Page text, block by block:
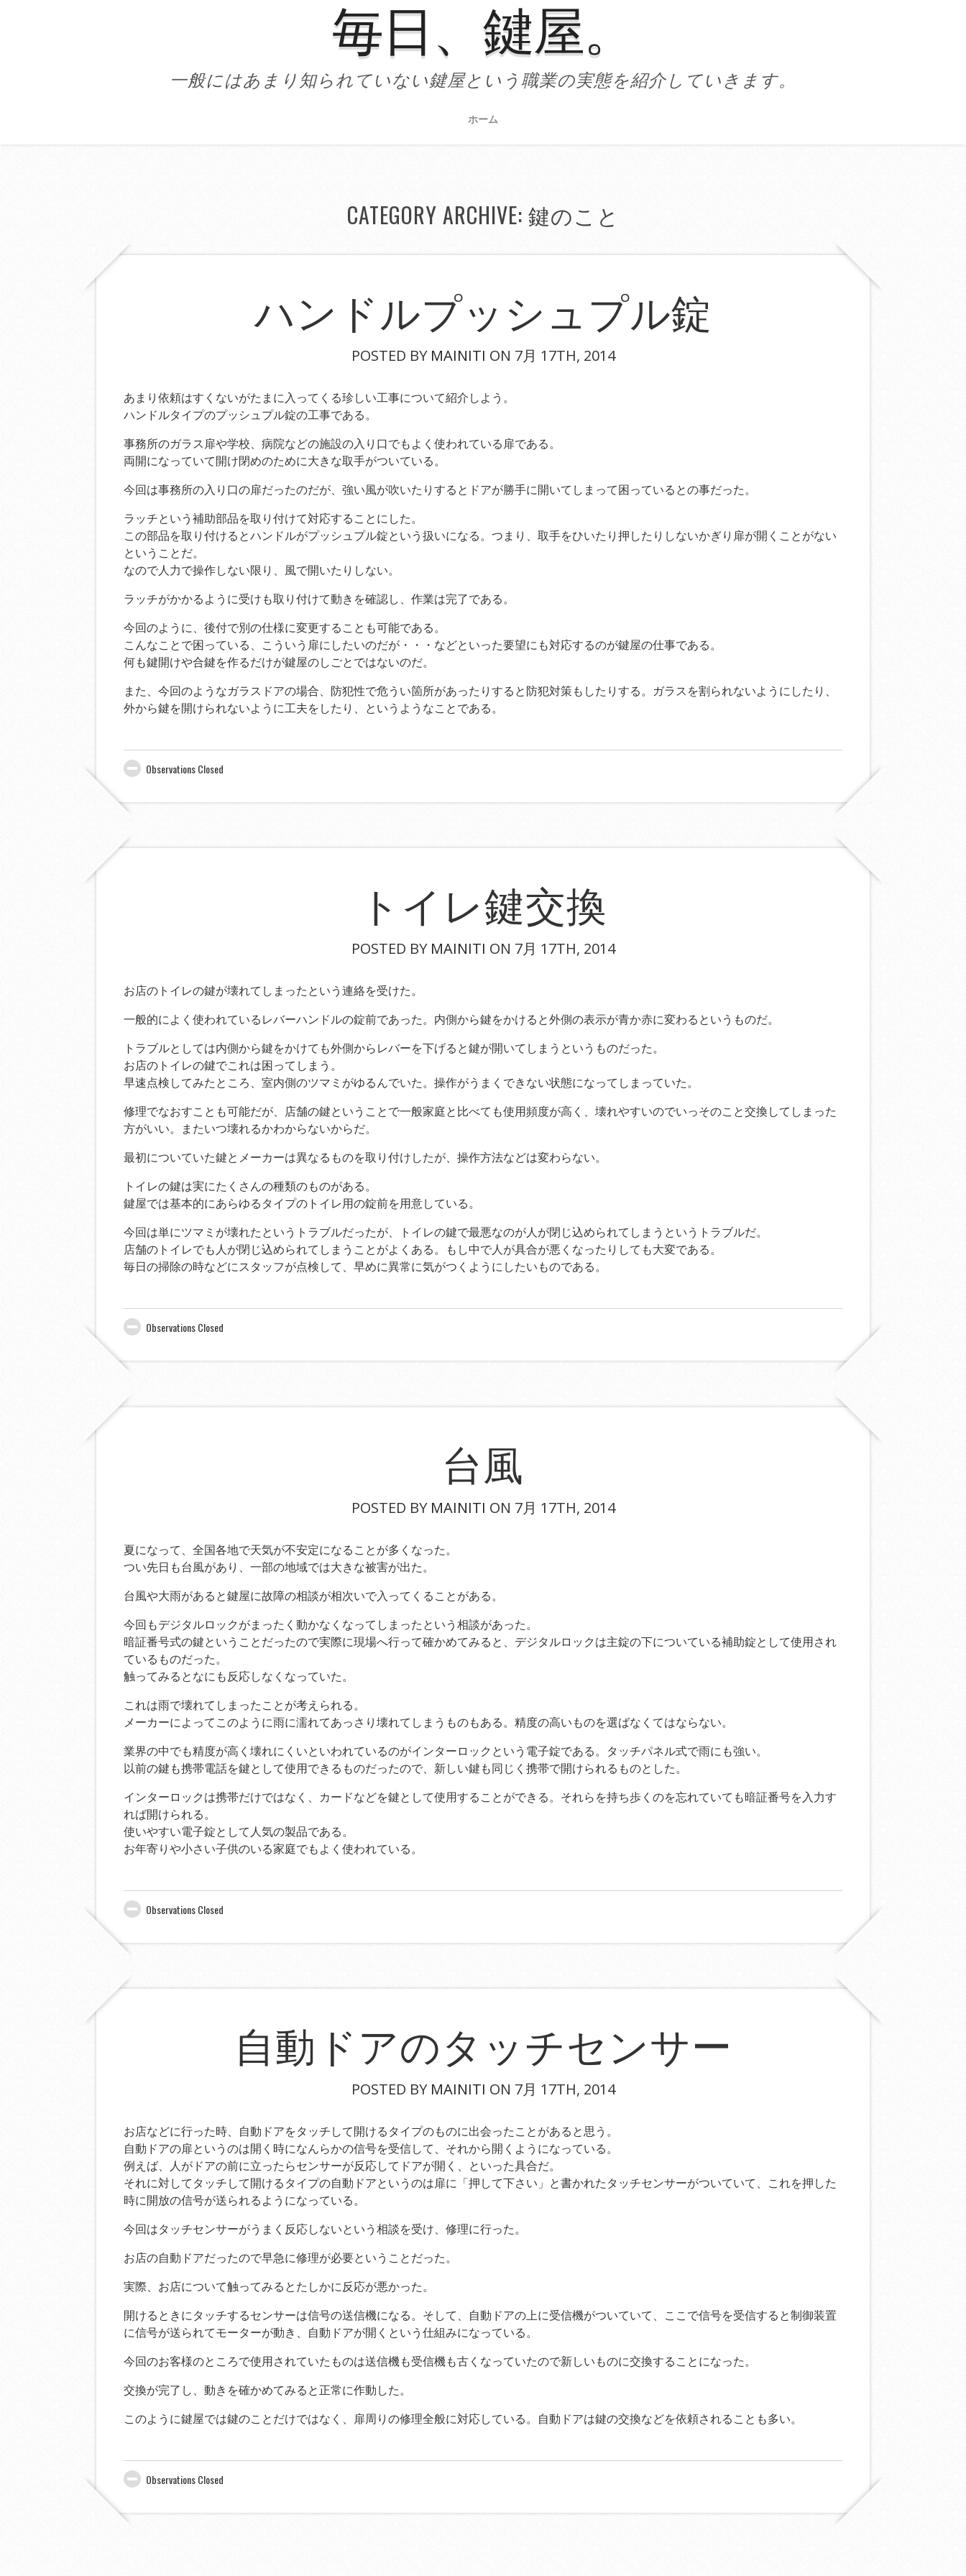
毎日、鍵屋。
一般にはあまり知られていない鍵屋という職業の実態を紹介していきます。
ホーム
CATEGORY ARCHIVE: 鍵のこと
ハンドルプッシュプル錠
POSTED BY MAINITI ON 7月 17TH, 2014
あまり依頼はすくないがたまに入ってくる珍しい工事について紹介しよう。
ハンドルタイプのプッシュプル錠の工事である。
事務所のガラス扉や学校、病院などの施設の入り口でもよく使われている扉である。
両開になっていて開け閉めのために大きな取手がついている。
今回は事務所の入り口の扉だったのだが、強い風が吹いたりするとドアが勝手に開いてしまって困っているとの事だった。
ラッチという補助部品を取り付けて対応することにした。
この部品を取り付けるとハンドルがプッシュプル錠という扱いになる。つまり、取手をひいたり押したりしないかぎり扉が開くことがない
ということだ。
なので人力で操作しない限り、風で開いたりしない。
ラッチがかかるように受けも取り付けて動きを確認し、作業は完了である。
今回のように、後付で別の仕様に変更することも可能である。
こんなことで困っている、こういう扉にしたいのだが・・・などといった要望にも対応するのが鍵屋の仕事である。
何も鍵開けや合鍵を作るだけが鍵屋のしごとではないのだ。
また、今回のようなガラスドアの場合、防犯性で危うい箇所があったりすると防犯対策もしたりする。ガラスを割られないようにしたり、
外から鍵を開けられないように工夫をしたり、というようなことである。
Observations Closed
トイレ鍵交換
POSTED BY MAINITI ON 7月 17TH, 2014
お店のトイレの鍵が壊れてしまったという連絡を受けた。
一般的によく使われているレバーハンドルの錠前であった。内側から鍵をかけると外側の表示が青か赤に変わるというものだ。
トラブルとしては内側から鍵をかけても外側からレバーを下げると鍵が開いてしまうというものだった。
お店のトイレの鍵でこれは困ってしまう。
早速点検してみたところ、室内側のツマミがゆるんでいた。操作がうまくできない状態になってしまっていた。
修理でなおすことも可能だが、店舗の鍵ということで一般家庭と比べても使用頻度が高く、壊れやすいのでいっそのこと交換してしまった
方がいい。またいつ壊れるかわからないからだ。
最初についていた鍵とメーカーは異なるものを取り付けしたが、操作方法などは変わらない。
トイレの鍵は実にたくさんの種類のものがある。
鍵屋では基本的にあらゆるタイプのトイレ用の錠前を用意している。
今回は単にツマミが壊れたというトラブルだったが、トイレの鍵で最悪なのが人が閉じ込められてしまうというトラブルだ。
店舗のトイレでも人が閉じ込められてしまうことがよくある。もし中で人が具合が悪くなったりしても大変である。
毎日の掃除の時などにスタッフが点検して、早めに異常に気がつくようにしたいものである。
Observations Closed
台風
POSTED BY MAINITI ON 7月 17TH, 2014
夏になって、全国各地で天気が不安定になることが多くなった。
つい先日も台風があり、一部の地域では大きな被害が出た。
台風や大雨があると鍵屋に故障の相談が相次いで入ってくることがある。
今回もデジタルロックがまったく動かなくなってしまったという相談があった。
暗証番号式の鍵ということだったので実際に現場へ行って確かめてみると、デジタルロックは主錠の下についている補助錠として使用され
ているものだった。
触ってみるとなにも反応しなくなっていた。
これは雨で壊れてしまったことが考えられる。
メーカーによってこのように雨に濡れてあっさり壊れてしまうものもある。精度の高いものを選ばなくてはならない。
業界の中でも精度が高く壊れにくいといわれているのがインターロックという電子錠である。タッチパネル式で雨にも強い。
以前の鍵も携帯電話を鍵として使用できるものだったので、新しい鍵も同じく携帯で開けられるものとした。
インターロックは携帯だけではなく、カードなどを鍵として使用することができる。それらを持ち歩くのを忘れていても暗証番号を入力す
れば開けられる。
使いやすい電子錠として人気の製品である。
お年寄りや小さい子供のいる家庭でもよく使われている。
Observations Closed
自動ドアのタッチセンサー
POSTED BY MAINITI ON 7月 17TH, 2014
お店などに行った時、自動ドアをタッチして開けるタイプのものに出会ったことがあると思う。
自動ドアの扉というのは開く時になんらかの信号を受信して、それから開くようになっている。
例えば、人がドアの前に立ったらセンサーが反応してドアが開く、といった具合だ。
それに対してタッチして開けるタイプの自動ドアというのは扉に「押して下さい」と書かれたタッチセンサーがついていて、これを押した
時に開放の信号が送られるようになっている。
今回はタッチセンサーがうまく反応しないという相談を受け、修理に行った。
お店の自動ドアだったので早急に修理が必要ということだった。
実際、お店について触ってみるとたしかに反応が悪かった。
開けるときにタッチするセンサーは信号の送信機になる。そして、自動ドアの上に受信機がついていて、ここで信号を受信すると制御装置
に信号が送られてモーターが動き、自動ドアが開くという仕組みになっている。
今回のお客様のところで使用されていたものは送信機も受信機も古くなっていたので新しいものに交換することになった。
交換が完了し、動きを確かめてみると正常に作動した。
このように鍵屋では鍵のことだけではなく、扉周りの修理全般に対応している。自動ドアは鍵の交換などを依頼されることも多い。
Observations Closed